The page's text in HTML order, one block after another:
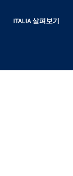
ITALIA 살펴보기